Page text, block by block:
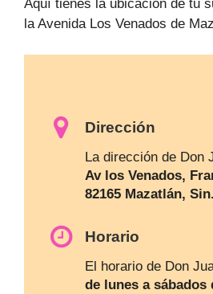
Aquí tienes la ubicación de tu
la Avenida Los Venados de
Dirección
La dirección de Don
Av los Venados,
82165 Mazatlán, Sin.
Horario
El horario de Don
de lunes a sábados